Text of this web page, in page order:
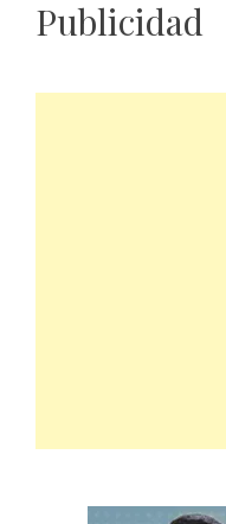
Publicidad